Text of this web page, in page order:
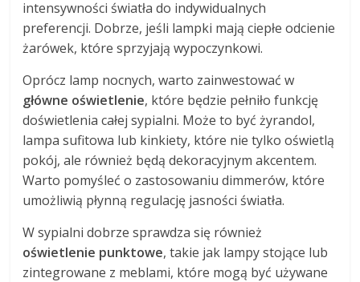
intensywności światła do indywidualnych
preferencji. Dobrze, jeśli lampki mają ciepłe odcienie
żarówek, które sprzyjają wypoczynkowi.
Oprócz lamp nocnych, warto zainwestować w
główne oświetlenie, które będzie pełniło funkcję
doświetlenia całej sypialni. Może to być żyrandol,
lampa sufitowa lub kinkiety, które nie tylko oświetlą
pokój, ale również będą dekoracyjnym akcentem.
Warto pomyśleć o zastosowaniu dimmerów, które
umożliwią płynną regulację jasności światła.
W sypialni dobrze sprawdza się również
oświetlenie punktowe, takie jak lampy stojące lub
zintegrowane z meblami, które mogą być używane